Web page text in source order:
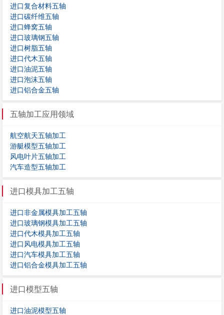
进口复合材料五轴
进口碳纤维五轴
进口蜂窝五轴
进口玻璃钢五轴
进口树脂五轴
进口代木五轴
进口油泥五轴
进口泡沫五轴
进口铝合金五轴
五轴加工应用领域
航空航天五轴加工
游艇模型五轴加工
风电叶片五轴加工
汽车造型五轴加工
进口模具加工五轴
进口非金属模具加工五轴
进口玻璃钢模具加工五轴
进口代木模具加工五轴
进口风电模具加工五轴
进口汽车模具加工五轴
进口铝合金模具加工五轴
进口模型五轴
进口油泥模型五轴